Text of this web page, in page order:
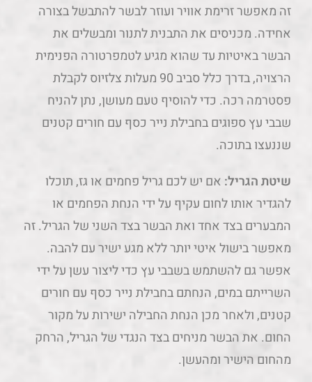
זה מאפשר זרימת אוויר ועוזר לבשר להתבשל בצורה
אחידה. מכניסים את התבנית לתנור ומבשלים את
הבשר באיטיות עד שהוא מגיע לטמפרטורה הפנימית
הרצויה, בדרך כלל סביב 90 מעלות צלזיוס לקבלת
פסטרמה רכה. כדי להוסיף טעם מעושן, נתן להניח
שבבי עץ ספוגים בחבילת נייר כסף עם חורים קטנים
שננעצו בתוכה.
שיטת הגריל: אם יש לכם גריל פחמים או גז, תוכלו
להגדיר אותו לחום עקיף על ידי הנחת הפחמים או
המבערים בצד אחד ואת הבשר בצד השני של הגריל. זה
מאפשר בישול איטי יותר ללא מגע ישיר עם להבה.
אפשר גם להשתמש בשבבי עץ כדי ליצור עשן על ידי
השרייתם במים, הנחתם בחבילת נייר כסף עם חורים
קטנים, ולאחר מכן הנחת החבילה ישירות על מקור
החום. את הבשר מניחים בצד הנגדי של הגריל, הרחק
מהחום הישיר ומהעשן.